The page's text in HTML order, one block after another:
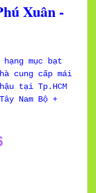
Xuân -
mục bạt
cung cấp mái
tại Tp.HCM
Nam Bộ +